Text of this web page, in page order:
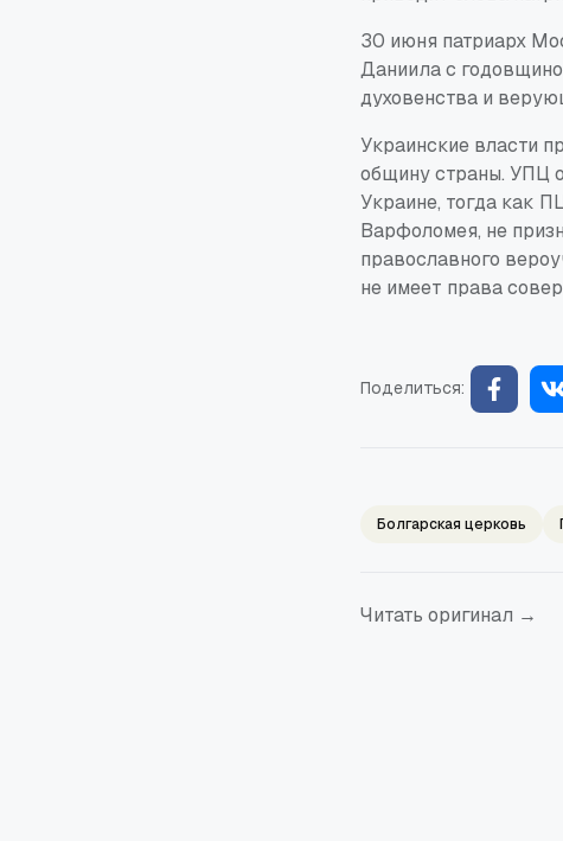
30 июня патриарх
Даниила с
духовенства и
Украинские власти
общину страны. УПЦ
Украине, тогда как
Варфоломея, не
православного
не имеет права
Поделиться:
Болгарская церковь
Читать оригинал →